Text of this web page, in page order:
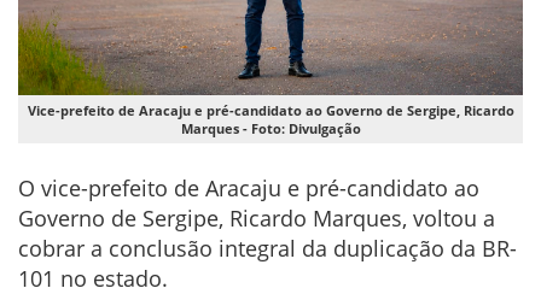
Vice-prefeito de Aracaju e pré-candidato ao Governo de Sergipe, Ricardo
Marques - Foto: Divulgação
O vice-prefeito de Aracaju e pré-candidato ao
Governo de Sergipe, Ricardo Marques, voltou a
cobrar a conclusão integral da duplicação da BR-
101 no estado.